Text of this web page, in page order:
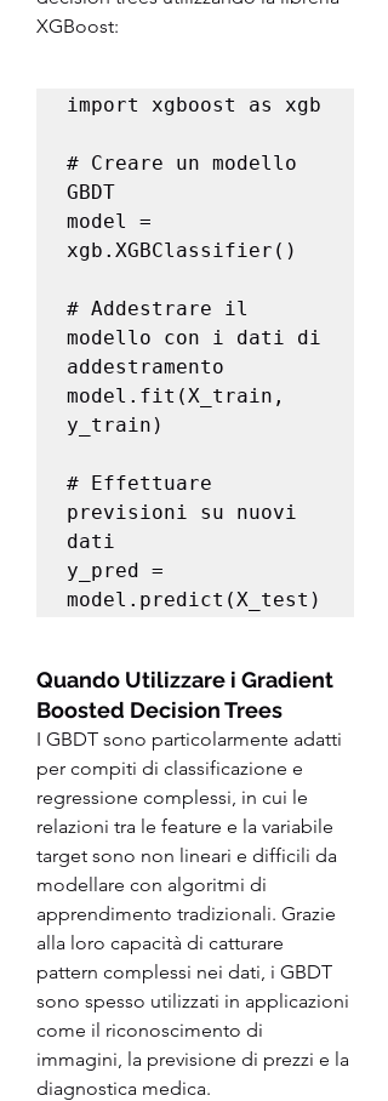
XGBoost:
import xgboost as xgb
# Creare un modello
GBDT
model =
xgb.XGBClassifier()
# Addestrare il
modello con i dati di
addestramento
model.fit(X_train,
y_train)
# Effettuare
previsioni su nuovi
dati
y_pred =
model.predict(X_test)
Quando Utilizzare i Gradient
Boosted Decision Trees
I GBDT sono particolarmente adatti
per compiti di classificazione e
regressione complessi, in cui le
relazioni tra le feature e la variabile
target sono non lineari e difficili da
modellare con algoritmi di
apprendimento tradizionali. Grazie
alla loro capacità di catturare
pattern complessi nei dati, i GBDT
sono spesso utilizzati in applicazioni
come il riconoscimento di
immagini, la previsione di prezzi e la
diagnostica medica.